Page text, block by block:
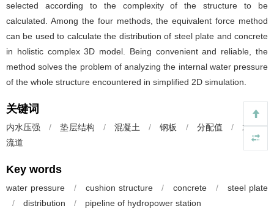
selected according to the complexity of the structure to be
calculated. Among the four methods, the equivalent force method
can be used to calculate the distribution of steel plate and concrete
in holistic complex 3D model. Being convenient and reliable, the
method solves the problem of analyzing the internal water pressure
of the whole structure encountered in simplified 2D simulation.
关键词
内水压强 / 垫层结构 / 混凝土 / 钢板 / 分配值 /
水电站
流道
Key words
water pressure / cushion structure / concrete /
steel plate
/
distribution / pipeline of hydropower station